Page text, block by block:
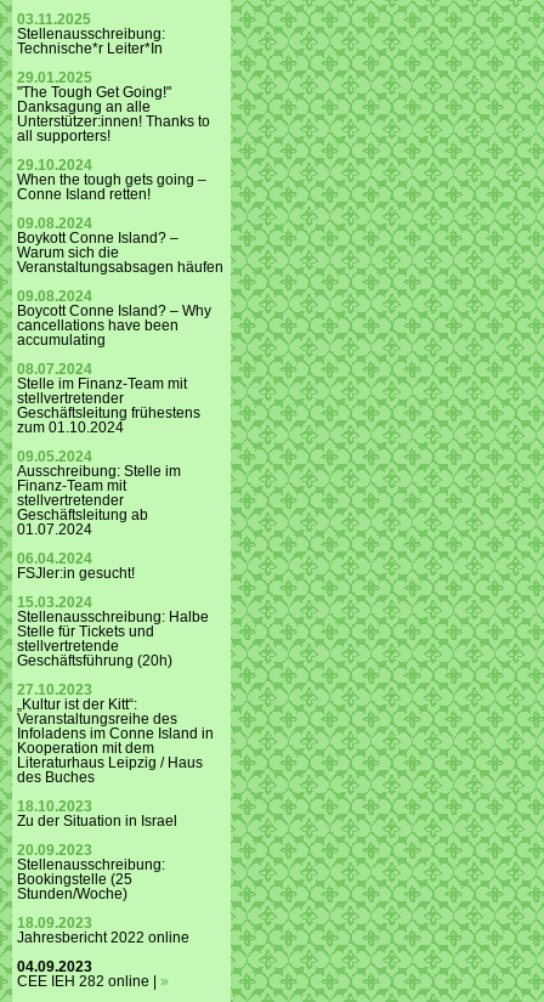
03.11.2025
Stellenausschreibung:
Technische*r Leiter*In
29.01.2025
"The Tough Get Going!"
Danksagung an alle
Unterstützer:innen! Thanks to
all supporters!
29.10.2024
When the tough gets going –
Conne Island retten!
09.08.2024
Boykott Conne Island? –
Warum sich die
Veranstaltungsabsagen häufen
09.08.2024
Boycott Conne Island? – Why
cancellations have been
accumulating
08.07.2024
Stelle im Finanz-Team mit
stellvertretender
Geschäftsleitung frühestens
zum 01.10.2024
09.05.2024
Ausschreibung: Stelle im
Finanz-Team mit
stellvertretender
Geschäftsleitung ab
01.07.2024
06.04.2024
FSJler:in gesucht!
15.03.2024
Stellenausschreibung: Halbe
Stelle für Tickets und
stellvertretende
Geschäftsführung (20h)
27.10.2023
„Kultur ist der Kitt“:
Veranstaltungsreihe des
Infoladens im Conne Island in
Kooperation mit dem
Literaturhaus Leipzig / Haus
des Buches
18.10.2023
Zu der Situation in Israel
20.09.2023
Stellenausschreibung:
Bookingstelle (25
Stunden/Woche)
18.09.2023
Jahresbericht 2022 online
04.09.2023
CEE IEH 282 online | »